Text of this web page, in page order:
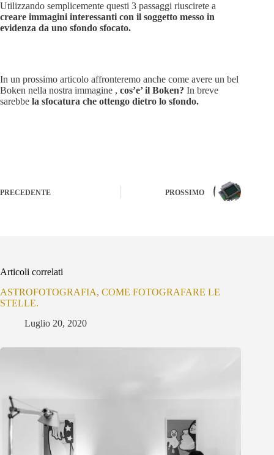
Utilizzando semplicemente questi 3 passaggi riuscirete a
creare immagini interessanti con il soggetto messo in
evidenza da uno sfondo sfocato.
In un prossimo articolo affronteremo anche come avere un bel
Boken nella nostra immagine , cos’e’ il Boken? In breve
sarebbe la sfocatura che ottengo dietro lo sfondo.
PRECEDENTE PROSSIMO
Articoli correlati
ASTROFOTOGRAFIA, COME FOTOGRAFARE LE
STELLE.
Luglio 20, 2020